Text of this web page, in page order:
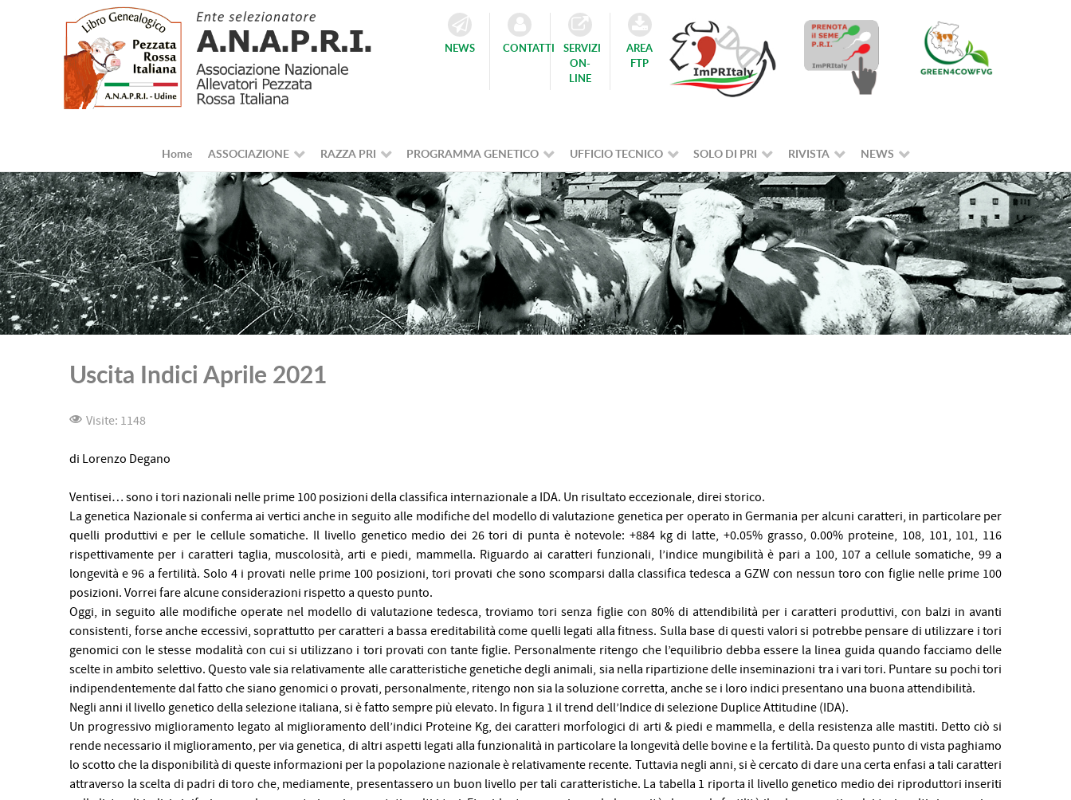
NEWS CONTATTI
SERVIZI
ON-
LINE
AREA
FTP
Home ASSOCIAZIONE RAZZA PRI PROGRAMMA GENETICO UFFICIO TECNICO SOLO DI PRI RIVISTA NEWS
Uscita Indici Aprile 2021
Visite: 1148
di Lorenzo Degano
Ventisei… sono i tori nazionali nelle prime 100 posizioni della classifica internazionale a IDA. Un risultato eccezionale, direi storico.
La genetica Nazionale si conferma ai vertici anche in seguito alle modifiche del modello di valutazione genetica per operato in Germania per alcuni caratteri, in particolare per
quelli produttivi e per le cellule somatiche. Il livello genetico medio dei 26 tori di punta è notevole: +884 kg di latte, +0.05% grasso, 0.00% proteine, 108, 101, 101, 116
rispettivamente per i caratteri taglia, muscolosità, arti e piedi, mammella. Riguardo ai caratteri funzionali, l’indice mungibilità è pari a 100, 107 a cellule somatiche, 99 a
longevità e 96 a fertilità. Solo 4 i provati nelle prime 100 posizioni, tori provati che sono scomparsi dalla classifica tedesca a GZW con nessun toro con figlie nelle prime 100
posizioni. Vorrei fare alcune considerazioni rispetto a questo punto.
Oggi, in seguito alle modifiche operate nel modello di valutazione tedesca, troviamo tori senza figlie con 80% di attendibilità per i caratteri produttivi, con balzi in avanti
consistenti, forse anche eccessivi, soprattutto per caratteri a bassa ereditabilità come quelli legati alla fitness. Sulla base di questi valori si potrebbe pensare di utilizzare i tori
genomici con le stesse modalità con cui si utilizzano i tori provati con tante figlie. Personalmente ritengo che l’equilibrio debba essere la linea guida quando facciamo delle
scelte in ambito selettivo. Questo vale sia relativamente alle caratteristiche genetiche degli animali, sia nella ripartizione delle inseminazioni tra i vari tori. Puntare su pochi tori
indipendentemente dal fatto che siano genomici o provati, personalmente, ritengo non sia la soluzione corretta, anche se i loro indici presentano una buona attendibilità.
Negli anni il livello genetico della selezione italiana, si è fatto sempre più elevato. In figura 1 il trend dell’Indice di selezione Duplice Attitudine (IDA).
Un progressivo miglioramento legato al miglioramento dell’indici Proteine Kg, dei caratteri morfologici di arti & piedi e mammella, e della resistenza alle mastiti. Detto ciò si
rende necessario il miglioramento, per via genetica, di altri aspetti legati alla funzionalità in particolare la longevità delle bovine e la fertilità. Da questo punto di vista paghiamo
lo scotto che la disponibilità di queste informazioni per la popolazione nazionale è relativamente recente. Tuttavia negli anni, si è cercato di dare una certa enfasi a tali caratteri
attraverso la scelta di padri di toro che, mediamente, presentassero un buon livello per tali caratteristiche. La tabella 1 riporta il livello genetico medio dei riproduttori inseriti